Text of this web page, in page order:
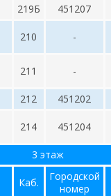
219Б 451207
210 -
211 -
212 451202
214 451204
3 этаж
Каб.
Городской
номер